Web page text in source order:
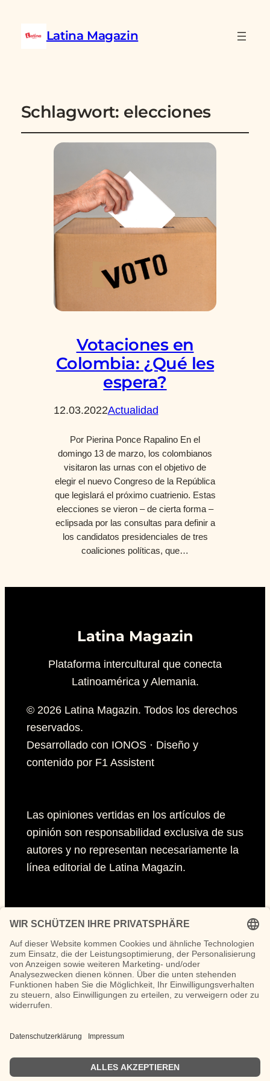
Latina Magazin
Schlagwort: elecciones
Votaciones en
Colombia: ¿Qué les
espera?
12.03.2022Actualidad
Por Pierina Ponce Rapalino En el
domingo 13 de marzo, los colombianos
visitaron las urnas con el objetivo de
elegir el nuevo Congreso de la República
que legislará el próximo cuatrienio. Estas
elecciones se vieron – de cierta forma –
eclipsada por las consultas para definir a
los candidatos presidenciales de tres
coaliciones políticas, que…
Latina Magazin
Plataforma intercultural que conecta
Latinoamérica y Alemania.
© 2026 Latina Magazin. Todos los derechos
reservados.
Desarrollado con IONOS · Diseño y
contenido por F1 Assistent
Las opiniones vertidas en los artículos de
opinión son responsabilidad exclusiva de sus
autores y no representan necesariamente la
línea editorial de Latina Magazin.
Páginas
Impressum
Políticas de privacidad
Políticas de Cookies